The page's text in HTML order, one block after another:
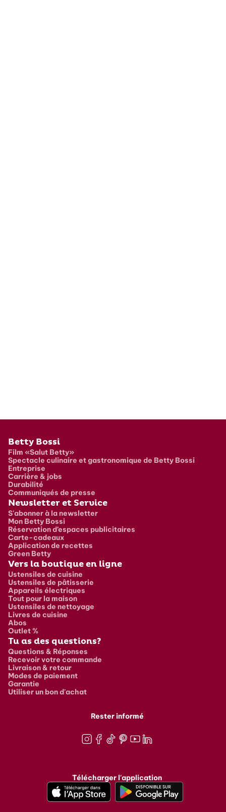
Pied de page
Betty Bossi
Film «Salut Betty»
Spectacle culinaire et gastronomique de Betty Bossi
Entreprise
Carrière & jobs
Durabilité
Communiqués de presse
Newsletter et Service
S'abonner à la newsletter
Mon Betty Bossi
Réservation d’espaces publicitaires
Carte-cadeaux
Application de recettes
Green Betty
Vers la boutique en ligne
Ustensiles de cuisine
Ustensiles de pâtisserie
Appareils électriques
Tout pour la maison
Ustensiles de nettoyage
Livres de cuisine
Abos
Outlet %
Tu as des questions?
Questions & Réponses
Recevoir votre commande
Livraison & retour
Modes de paiement
Garantie
Utiliser un bon d'achat
Rester informé
Télécharger l'application